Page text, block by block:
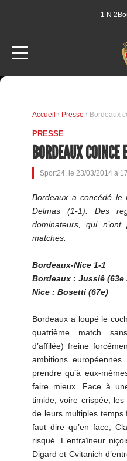
1 N 2
Accueil › Presse › Bordeaux
PRESSE
BORDEAUX COINCE
Sport24, le 23/03/2014 à
Bordeaux a concédé
Delmas (1-1). Des
dominateurs, qui
matches.
Bordeaux-Nice 1-1
Bordeaux : Jussiê (63e
Nice : Bosetti (67e)
Bordeaux a loupé le
quatrième match
d’affilée) freine
ambitions
prendre qu’à eux-
faire mieux. Face à
timide, voire crispée, les
de leurs multiples
faut dire qu’en face,
risqué. L’entraîneur
Digard et Cvitanich